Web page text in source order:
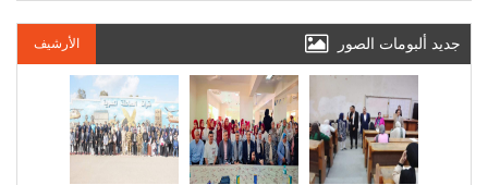
جديد ألبومات الصور الأرشيف